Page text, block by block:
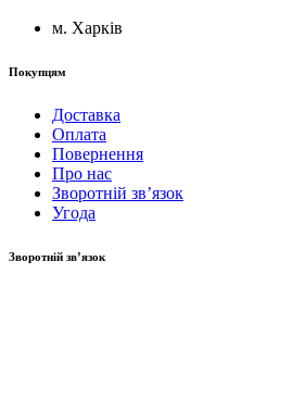
м. Харків
Покупцям
Доставка
Оплата
Повернення
Про нас
Зворотній зв’язок
Угода
Зворотній зв’язок